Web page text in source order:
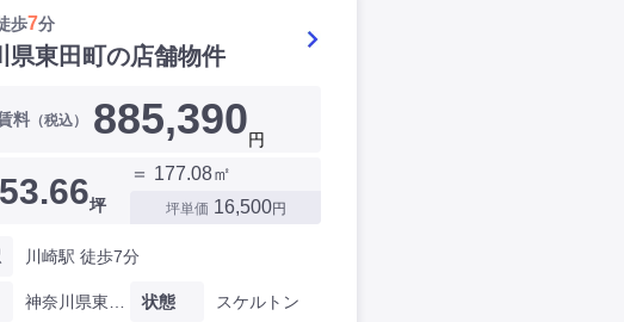
歩7分
県東田町の店舗物件
料（税込） 885,390円
53.66坪
＝ 177.08㎡
坪単価 16,500円
川崎駅 徒歩7分
状態 スケルトン